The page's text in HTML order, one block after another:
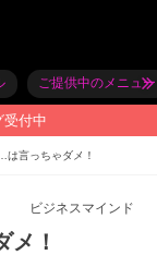
ご提供中のメニュー
受付中
言っちゃダメ！
ビジネスマインド
！